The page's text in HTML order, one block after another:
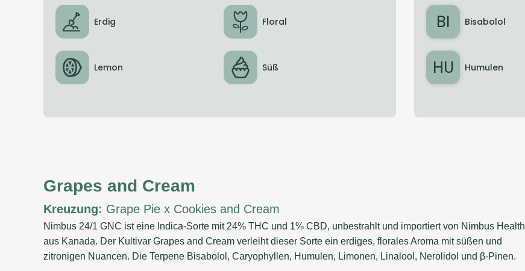
Erdig Floral
Lemon Süß
BI Bisabolol
HU Humulen
Grapes and Cream
Kreuzung: Grape Pie x Cookies and Cream
Nimbus 24/1 GNC ist eine Indica-Sorte mit 24% THC und 1% CBD, unbestrahlt und importiert von Nimbus Health
aus Kanada. Der Kultivar Grapes and Cream verleiht dieser Sorte ein erdiges, florales Aroma mit süßen und
zitronigen Nuancen. Die Terpene Bisabolol, Caryophyllen, Humulen, Limonen, Linalool, Nerolidol und β-Pinen.